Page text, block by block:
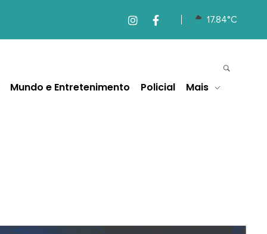
17.84°C
Mundo e Entretenimento Policial Mais